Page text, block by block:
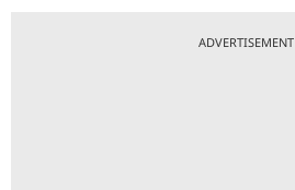
ADVERTISEMENT